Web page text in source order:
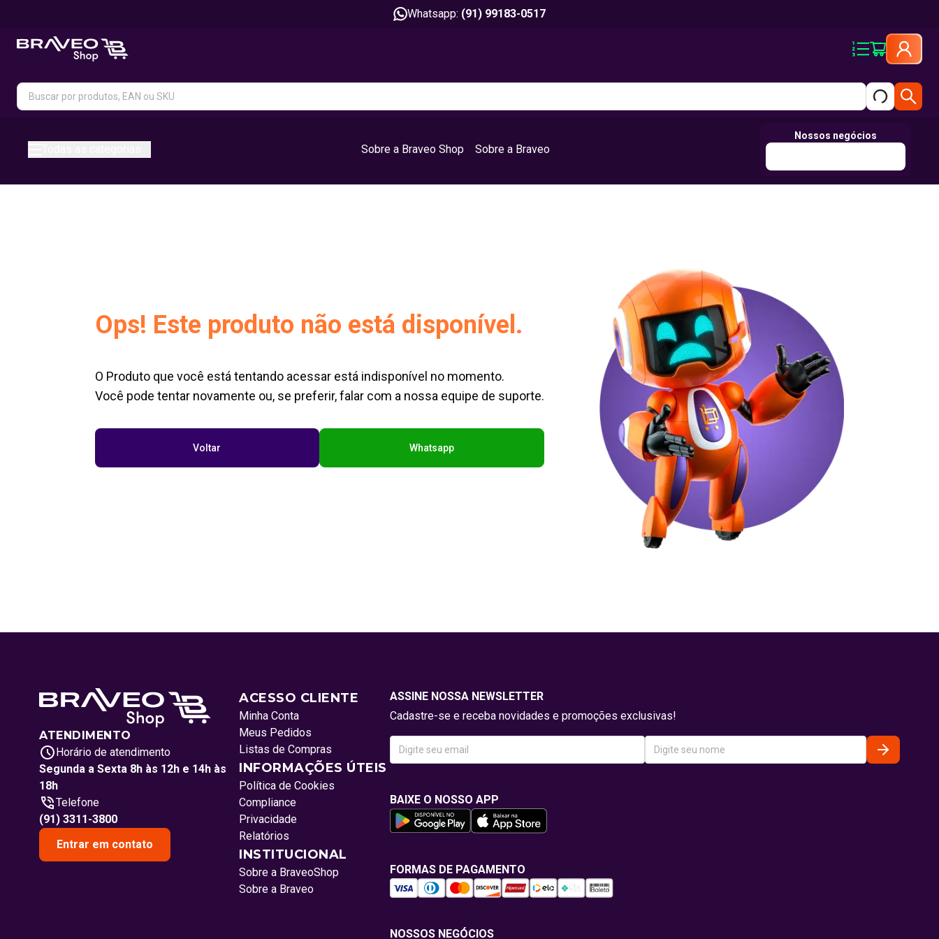
Whatsapp: (91) 99183-0517
Sobre a Braveo Shop Sobre a Braveo
Nossos negócios
Ops! Este produto não está disponível.
O Produto que você está tentando acessar está indisponível no momento.
Você pode tentar novamente ou, se preferir, falar com a nossa equipe de suporte.
Voltar Whatsapp
ATENDIMENTO
Horário de atendimento
Segunda a Sexta 8h às 12h e 14h às
18h
Telefone
(91) 3311-3800
Entrar em contato
ACESSO CLIENTE
Minha Conta
Meus Pedidos
Listas de Compras
INFORMAÇÕES ÚTEIS
Política de Cookies
Compliance
Privacidade
Relatórios
INSTITUCIONAL
Sobre a BraveoShop
Sobre a Braveo
ASSINE NOSSA NEWSLETTER
Cadastre-se e receba novidades e promoções exclusivas!
BAIXE O NOSSO APP
FORMAS DE PAGAMENTO
NOSSOS NEGÓCIOS